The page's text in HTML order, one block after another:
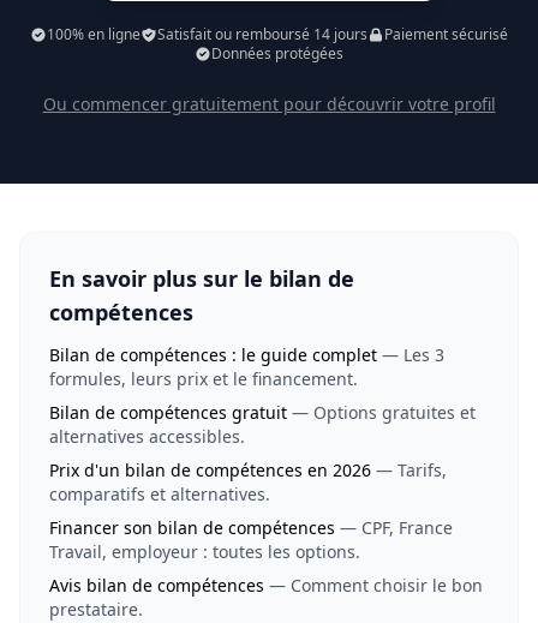
100% en ligne Satisfait ou remboursé 14 jours
Paiement sécurisé
Données protégées
Ou commencer gratuitement pour découvrir votre profil
En savoir plus sur le bilan de
compétences
Bilan de compétences : le guide complet — Les 3
formules, leurs prix et le financement.
Bilan de compétences gratuit — Options gratuites et
alternatives accessibles.
Prix d'un bilan de compétences en 2026 — Tarifs,
comparatifs et alternatives.
Financer son bilan de compétences — CPF, France
Travail, employeur : toutes les options.
Avis bilan de compétences — Comment choisir le bon
prestataire.